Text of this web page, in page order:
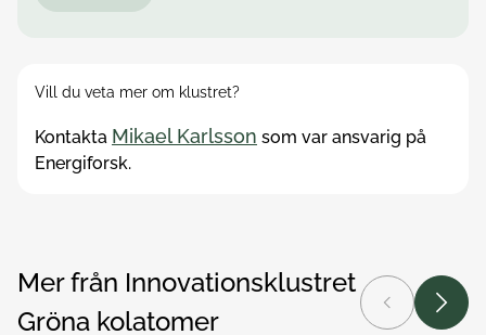
Vill du veta mer om klustret?
Kontakta Mikael Karlsson som var ansvarig på
Energiforsk.
Mer från Innovationsklustret
Gröna kolatomer
FöregåendeNästa